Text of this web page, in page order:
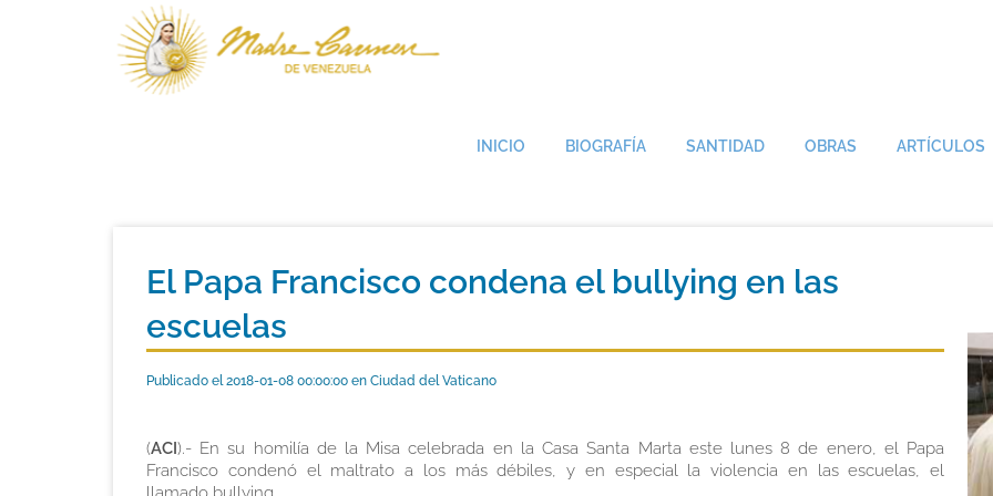
INICIO BIOGRAFÍA SANTIDAD OBRAS ARTÍCULOS
El Papa Francisco condena el bullying en las
escuelas
Publicado el 2018-01-08 00:00:00 en Ciudad del Vaticano
(ACI).- En su homilía de la Misa celebrada en la Casa Santa Marta este lunes 8 de enero, el Papa
Francisco condenó el maltrato a los más débiles, y en especial la violencia en las escuelas, el